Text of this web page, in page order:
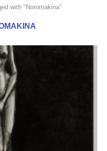
with "Noromakina"